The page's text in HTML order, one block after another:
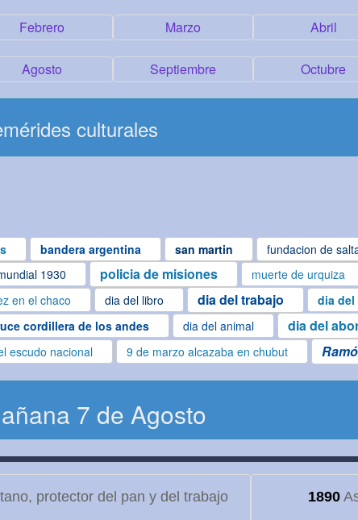
Febrero Marzo Abril
Agosto Septiembre Octubre
culturales
bandera argentina san martin fundacion de
1930 policia de misiones muerte de urquiza
en el chaco dia del libro dia del trabajo dia
cordillera de los andes dia del animal dia del
escudo nacional 9 de marzo alcazaba en chubut
7 de Agosto
protector del pan y del trabajo 1890